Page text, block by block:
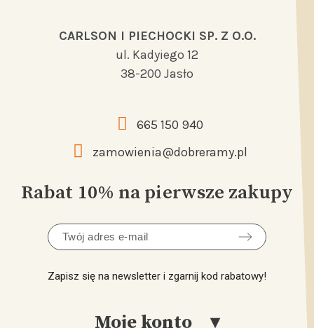
Moje konto
CARLSON I PIECHOCKI SP. Z O.O.
ul. Kadyiego 12
38-200 Jasło
665 150 940
zamowienia@dobreramy.pl
Rabat 10% na pierwsze zakupy
Zapisz się na newsletter i zgarnij kod rabatowy!